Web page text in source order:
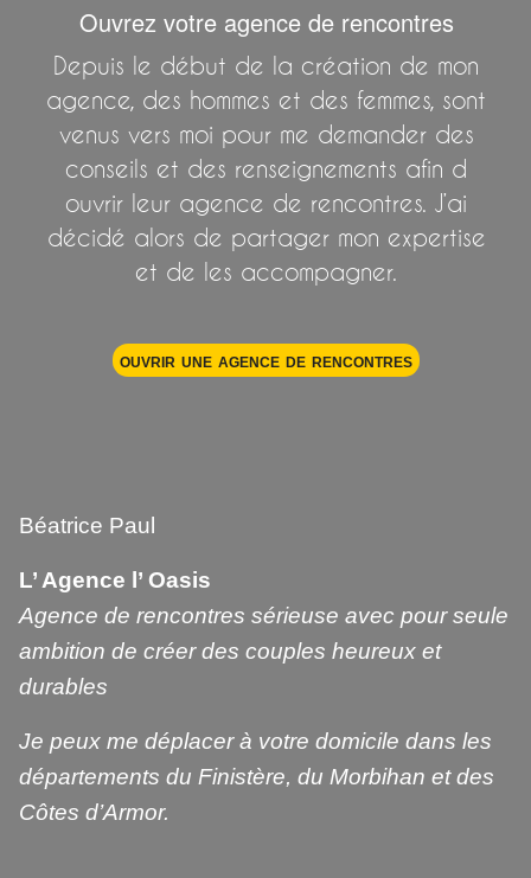
Ouvrez votre agence de rencontres
Depuis le début de la création de mon
agence, des hommes et des femmes, sont
venus vers moi pour me demander des
conseils et des renseignements afin d
ouvrir leur agence de rencontres. J’ai
décidé alors de partager mon expertise
et de les accompagner.
ouvrir une agence de rencontres
Béatrice Paul
L’ Agence l’ Oasis
Agence de rencontres sérieuse avec pour seule
ambition de créer des couples heureux et
durables
Je peux me déplacer à votre domicile dans les
départements du Finistère, du Morbihan et des
Côtes d’Armor.